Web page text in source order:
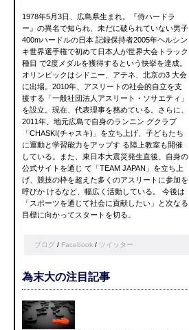
1978年5月3日、広島県生まれ。『侍ハードラ
ー』の異名で知られ、未だに破られていない男子
400mハードルの日本 記録保持者2005年ヘルシン
キ世界選手権で初めて日本人が世界大会トラック
種目 で2度メダルを獲得するという快挙を達成。
オリンピックはシドニー、アテネ、北京の3 大会
に出場。2010年、アスリートの社会的自立を支
援する「一般社団法人アスリート・ソサエティ」
を設立。現在、代表理事を務めている。さらに、
2011年、地元広島で自身のランニン グクラブ
「CHASKI(チャスキ)」を立ち上げ、子どもたち
に運動と学習能力をアップす る陸上教室も開催
している。また、東日本大震災発生直後、自身の
公式サイトを通じ て「TEAM JAPAN」を立ち上
げ、競技の枠を超えた多くのアスリートに参加を
呼びか けるなど、幅広く活動している。 今後は
「スポーツを通じて社会に貢献したい」と次なる
目標に向かってスタートを切る。
ブログ / Facebook / ツイッター
為末大の注目記事